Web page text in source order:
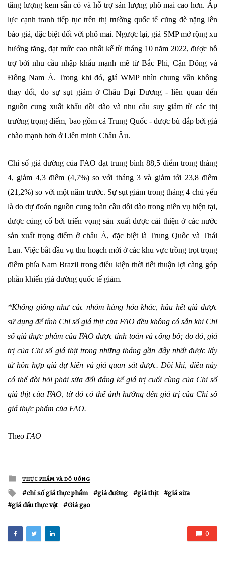
tăng lượng kem sẵn có và hỗ trợ sản lượng phô mai cao hơn. Áp
lực cạnh tranh tiếp tục trên thị trường quốc tế cũng đè nặng lên
báo giá, đặc biệt đối với phô mai. Ngược lại, giá SMP mở rộng xu
hướng tăng, đạt mức cao nhất kể từ tháng 10 năm 2022, được hỗ
trợ bởi nhu cầu nhập khẩu mạnh mẽ từ Bắc Phi, Cận Đông và
Đông Nam Á. Trong khi đó, giá WMP nhìn chung vẫn không
thay đổi, do sự sụt giảm ở Châu Đại Dương - liên quan đến
nguồn cung xuất khẩu dồi dào và nhu cầu suy giảm từ các thị
trường trọng điểm, bao gồm cả Trung Quốc - được bù đắp bởi giá
chào mạnh hơn ở Liên minh Châu Âu.
Chỉ số giá đường của FAO đạt trung bình 88,5 điểm trong tháng
4, giảm 4,3 điểm (4,7%) so với tháng 3 và giảm tới 23,8 điểm
(21,2%) so với một năm trước. Sự sụt giảm trong tháng 4 chủ yếu
là do dự đoán nguồn cung toàn cầu dồi dào trong niên vụ hiện tại,
được củng cố bởi triển vọng sản xuất được cải thiện ở các nước
sản xuất trọng điểm ở châu Á, đặc biệt là Trung Quốc và Thái
Lan. Việc bắt đầu vụ thu hoạch mới ở các khu vực trồng trọt trọng
điểm phía Nam Brazil trong điều kiện thời tiết thuận lợi càng góp
phần khiến giá đường quốc tế giảm.
*Không giống như các nhóm hàng hóa khác, hầu hết giá được
sử dụng để tính Chỉ số giá thịt của FAO đều không có sẵn khi Chỉ
số giá thực phẩm của FAO được tính toán và công bố; do đó, giá
trị của Chỉ số giá thịt trong những tháng gần đây nhất được lấy
từ hỗn hợp giá dự kiến ​​và giá quan sát được. Đôi khi, điều này
có thể đòi hỏi phải sửa đổi đáng kể giá trị cuối cùng của Chỉ số
giá thịt của FAO, từ đó có thể ảnh hưởng đến giá trị của Chỉ số
giá thực phẩm của FAO.
Theo FAO
Posted
in
THỰC PHẨM VÀ ĐỒ UỐNG
Tagged
with
chỉ số giá thực phẩm giá đường giá thịt
giá sữa
giá dầu thực vật
Giá gạo
0